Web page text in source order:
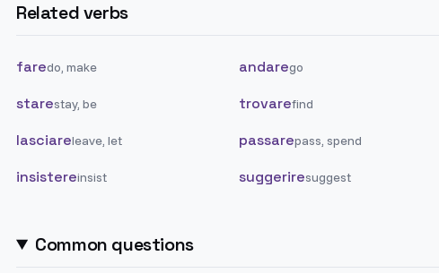
Related verbs
faredo, make andarego
starestay, be trovarefind
lasciareleave, let passarepass, spend
insistereinsist suggeriresuggest
Common questions